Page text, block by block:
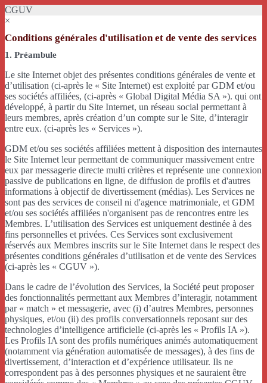
CGUV
×
Conditions générales d'utilisation et de vente des services
1. Préambule
Le site Internet objet des présentes conditions générales de vente et
d’utilisation (ci-après le « Site Internet) est exploité par GDM et/ou
ses sociétés affiliées, (ci-après « Global Digital Média SA »). qui ont
développé, à partir du Site Internet, un réseau social permettant à
leurs membres, après création d’un compte sur le Site, d’interagir
entre eux. (ci-après les « Services »).
GDM et/ou ses sociétés affiliées mettent à disposition des internautes
le Site Internet leur permettant de communiquer massivement entre
eux par messagerie directe multi critères et représente une connexion
passive de publications en ligne, de diffusion de profils et d'autres
informations à objectif de divertissement (médias). Les Services ne
sont pas des services de conseil ni d'agence matrimoniale, et GDM
et/ou ses sociétés affiliées n'organisent pas de rencontres entre les
Membres. L’utilisation des Services est uniquement destinée à des
fins personnelles et privées. Ces Services sont exclusivement
réservés aux Membres inscrits sur le Site Internet dans le respect des
présentes conditions générales d’utilisation et de vente des Services
(ci-après les « CGUV »).
Dans le cadre de l’évolution des Services, la Société peut proposer
des fonctionnalités permettant aux Membres d’interagir, notamment
par « match » et messagerie, avec (i) d’autres Membres, personnes
physiques, et/ou (ii) des profils conversationnels reposant sur des
technologies d’intelligence artificielle (ci-après les « Profils IA »).
Les Profils IA sont des profils numériques animés automatiquement
(notamment via génération automatisée de messages), à des fins de
divertissement, d’interaction et d’expérience utilisateur. Ils ne
correspondent pas à des personnes physiques et ne sauraient être